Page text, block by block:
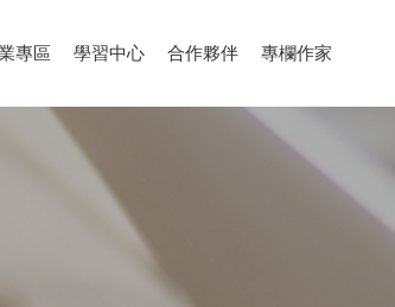
專區 學習中心 合作夥伴 專欄作家